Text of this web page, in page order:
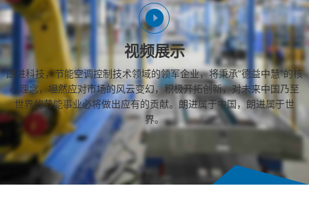
视频展示
朗进科技，节能空调控制技术领域的领军企业，将秉承“德益中慧”的核
心理念，坦然应对市场的风云变幻，积极开拓创新，对未来中国乃至
世界的节能事业必将做出应有的贡献。朗进属于中国，朗进属于世
界。